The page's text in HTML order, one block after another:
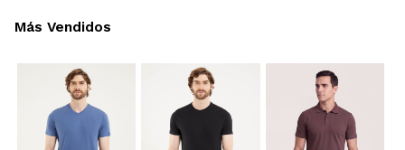
Más Vendidos